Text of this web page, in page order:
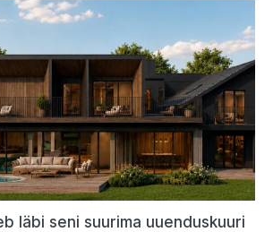
läbi seni suurima uuenduskuuri